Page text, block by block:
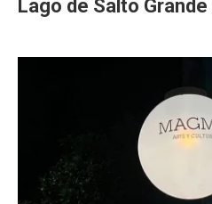
Lago de Salto Grande